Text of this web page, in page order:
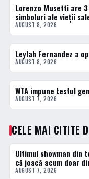
TENIS
Lorenzo Musetti are
simboluri ale vieții
AUGUST 8, 2026
TENIS
Leylah Fernandez a
AUGUST 8, 2026
TENIS
WTA impune testul
AUGUST 7, 2026
CELE MAI CITITE
1 · TOP
Ultimul showman din
că joacă acum doar
AUGUST 7, 2026